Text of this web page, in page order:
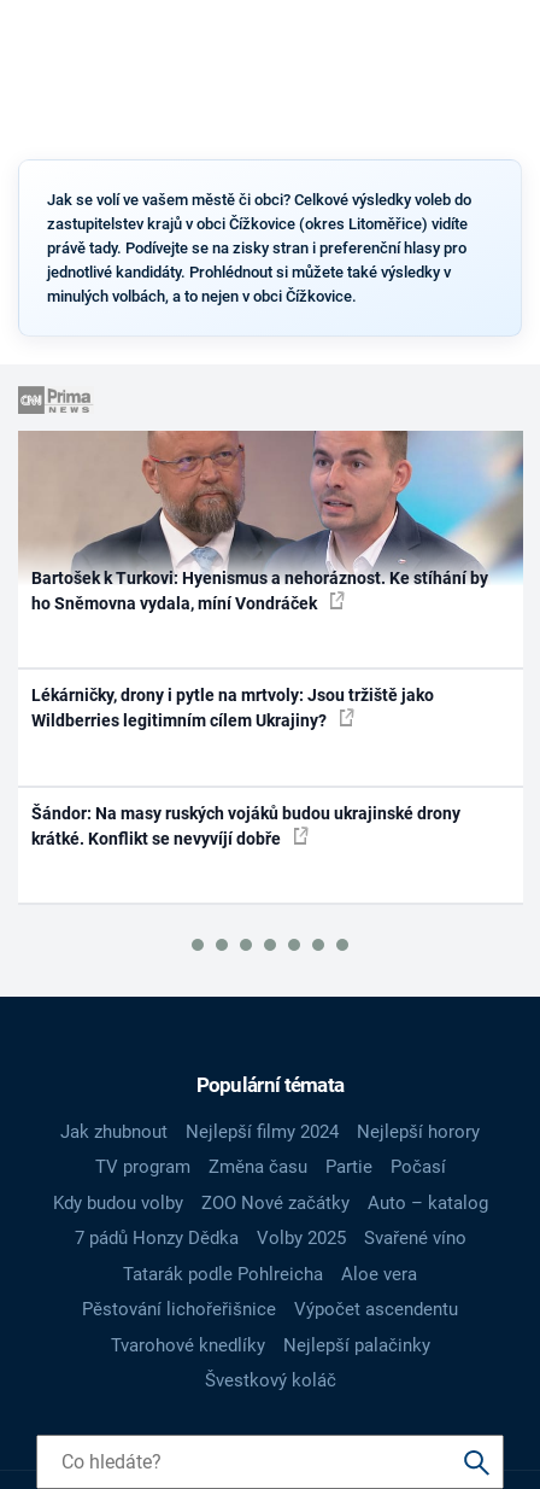
Jak se volí ve vašem městě či obci? Celkové výsledky voleb do
zastupitelstev krajů v obci Čížkovice (okres Litoměřice) vidíte
právě tady. Podívejte se na zisky stran i preferenční hlasy pro
jednotlivé kandidáty. Prohlédnout si můžete také výsledky v
minulých volbách, a to nejen v obci Čížkovice.
Bartošek k Turkovi: Hyenismus a nehoráznost. Ke stíhání by
ho Sněmovna vydala, míní Vondráček
Lékárničky, drony i pytle na mrtvoly: Jsou tržiště jako
Wildberries legitimním cílem Ukrajiny?
Šándor: Na masy ruských vojáků budou ukrajinské drony
krátké. Konflikt se nevyvíjí dobře
Populární témata
Jak zhubnout Nejlepší filmy 2024
Nejlepší horory
TV program
Změna času Partie
Počasí
Kdy budou volby
ZOO Nové začátky
Auto – katalog
7 pádů Honzy Dědka
Volby 2025
Svařené víno
Tatarák podle Pohlreicha
Aloe vera
Pěstování lichořeřišnice
Výpočet ascendentu
Tvarohové knedlíky
Nejlepší palačinky
Švestkový koláč